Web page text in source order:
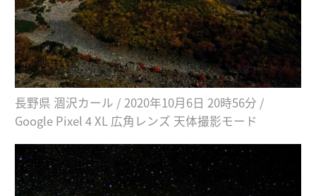
長野県 涸沢カール / 2020年10月6日 20時56分 /
Google Pixel 4 XL 広角レンズ 天体撮影モード